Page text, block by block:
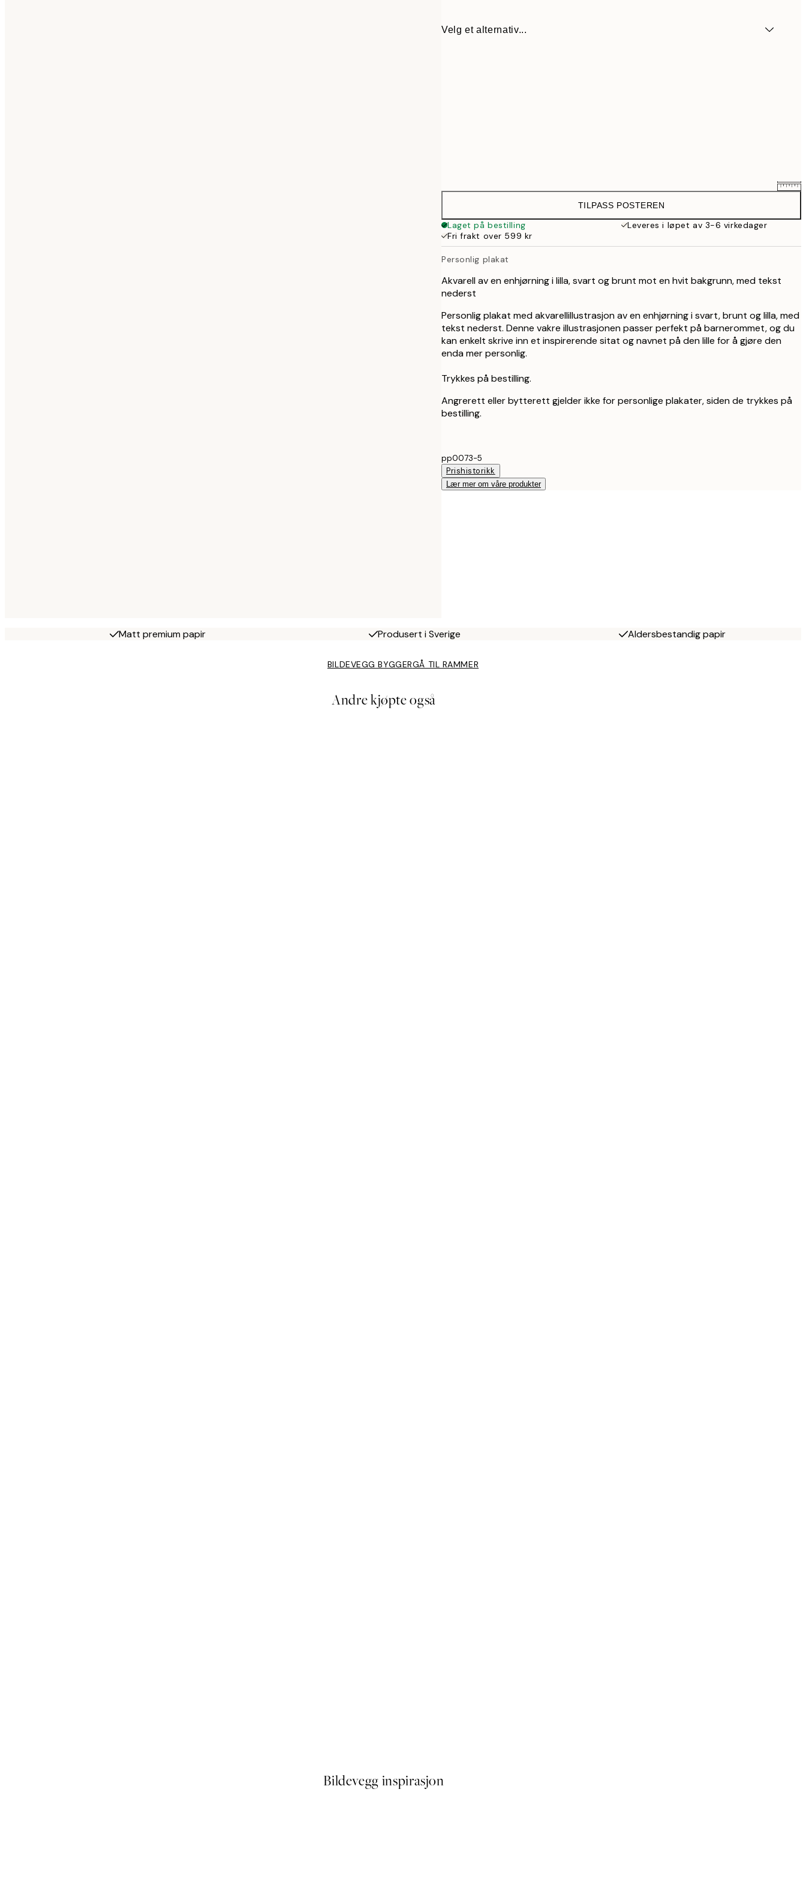
Velg et alternativ...
449 kr
499 kr
TILPASS POSTEREN
Laget på bestilling
Leveres i løpet av 3-6 virkedager
Fri frakt over 599 kr
Personlig plakat
Akvarell av en enhjørning i lilla, svart og brunt mot en hvit bakgrunn, med tekst
nederst
Personlig plakat med akvarellillustrasjon av en enhjørning i svart, brunt og lilla, med
tekst nederst. Denne vakre illustrasjonen passer perfekt på barnerommet, og du
kan enkelt skrive inn et inspirerende sitat og navnet på den lille for å gjøre den
enda mer personlig.
Trykkes på bestilling.
Angrerett eller bytterett gjelder ikke for personlige plakater, siden de trykkes på
bestilling.
pp0073-5
Prishistorikk
Lær mer om våre produkter
Matt premium papir Produsert i Sverige Aldersbestandig papir
BILDEVEGG BYGGERGÅ TIL RAMMER
Andre kjøpte også
Bildevegg inspirasjon